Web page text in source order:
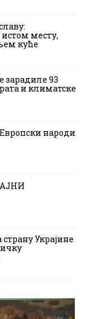
месту,
куће
зарадиле 93
и климатске
народи
Украјине